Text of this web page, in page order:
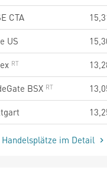
CTA
US
BSX
im Detail